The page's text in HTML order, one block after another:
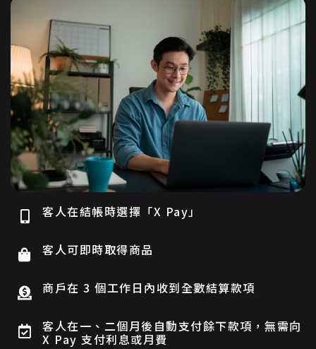
客人在結帳時選擇「X Pay」
客人可即時取得商品
商戶在 3 個工作日內收到全數結算款項
客人在一、二個月後自動支付餘下款項，無需向
X Pay 支付利息或月費